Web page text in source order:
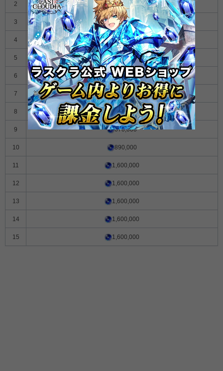
2 9,400
3 32,000
4 74,000
5 140,000
6 230,000
7 340,000
8 490,000
9 670,000
10 890,000
11 1,600,000
12 1,600,000
13 1,600,000
14 1,600,000
15 1,600,000